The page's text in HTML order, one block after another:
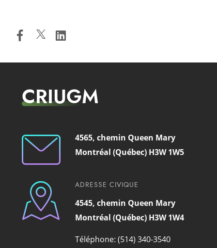
CRIUGM
4565, chemin Queen Mary
Montréal (Québec) H3W 1W5
ADRESSE CIVIQUE
4545, chemin Queen Mary
Montréal (Québec) H3W 1W4
Téléphone: (514) 340-3540